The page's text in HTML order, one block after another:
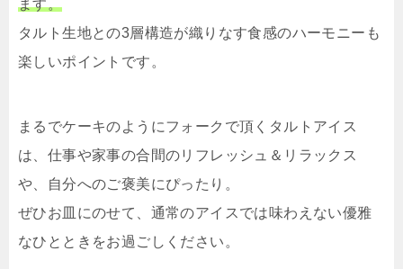
ます。
タルト生地との3層構造が織りなす食感のハーモニーも
楽しいポイントです。
まるでケーキのようにフォークで頂くタルトアイス
は、仕事や家事の合間のリフレッシュ＆リラックス
や、自分へのご褒美にぴったり。
ぜひお皿にのせて、通常のアイスでは味わえない優雅
なひとときをお過ごしください。